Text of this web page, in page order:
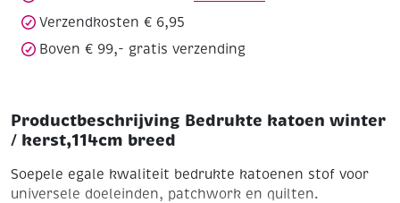
Verzendkosten € 6,95
Boven € 99,- gratis verzending
Productbeschrijving Bedrukte katoen winter
/ kerst,114cm breed
Soepele egale kwaliteit bedrukte katoenen stof voor
universele doeleinden, patchwork en quilten.